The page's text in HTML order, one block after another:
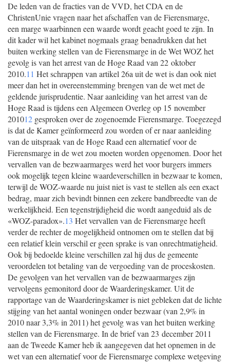
De leden van de fracties van de VVD, het CDA en de
ChristenUnie vragen naar het afschaffen van de Fierensmarge,
een marge waarbinnen een waarde wordt geacht goed te zijn. In
dit kader wil het kabinet nogmaals graag benadrukken dat het
buiten werking stellen van de Fierensmarge in de Wet WOZ het
gevolg is van het arrest van de Hoge Raad van 22 oktober
2010.11 Het schrappen van artikel 26a uit de wet is dan ook niet
meer dan het in overeenstemming brengen van de wet met de
geldende jurisprudentie. Naar aanleiding van het arrest van de
Hoge Raad is tijdens een Algemeen Overleg op 15 november
201012 gesproken over de zogenoemde Fierensmarge. Toegezegd
is dat de Kamer geïnformeerd zou worden of er naar aanleiding
van de uitspraak van de Hoge Raad een alternatief voor de
Fierensmarge in de wet zou moeten worden opgenomen. Door het
vervallen van de bezwaarmarges werd het voor burgers immers
ook mogelijk tegen kleine waardeverschillen in bezwaar te komen,
terwijl de WOZ-waarde nu juist niet is vast te stellen als een exact
bedrag, maar zich bevindt binnen een zekere bandbreedte van de
werkelijkheid. Een tegenstrijdigheid die wordt aangeduid als de
«WOZ-paradox».13 Het vervallen van de Fierensmarge heeft
verder de rechter de mogelijkheid ontnomen om te stellen dat bij
een relatief klein verschil er geen sprake is van onrechtmatigheid.
Ook bij bedoelde kleine verschillen zal hij dus de gemeente
veroordelen tot betaling van de vergoeding van de proceskosten.
De gevolgen van het vervallen van de bezwaarmarges zijn
vervolgens gemonitord door de Waarderingskamer. Uit de
rapportage van de Waarderingskamer is niet gebleken dat de lichte
stijging van het aantal woningen onder bezwaar (van 2,9% in
2010 naar 3,3% in 2011) het gevolg was van het buiten werking
stellen van de Fierensmarge. In de brief van 23 december 2011
aan de Tweede Kamer heb ik aangegeven dat het opnemen in de
wet van een alternatief voor de Fierensmarge complexe wetgeving